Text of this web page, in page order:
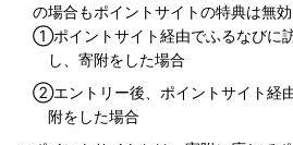
の場合もポイントサイトの特典は無効
①ポイントサイト経由でふるなびに
し、寄附をした場合
②エントリー後、ポイントサイト経
附をした場合